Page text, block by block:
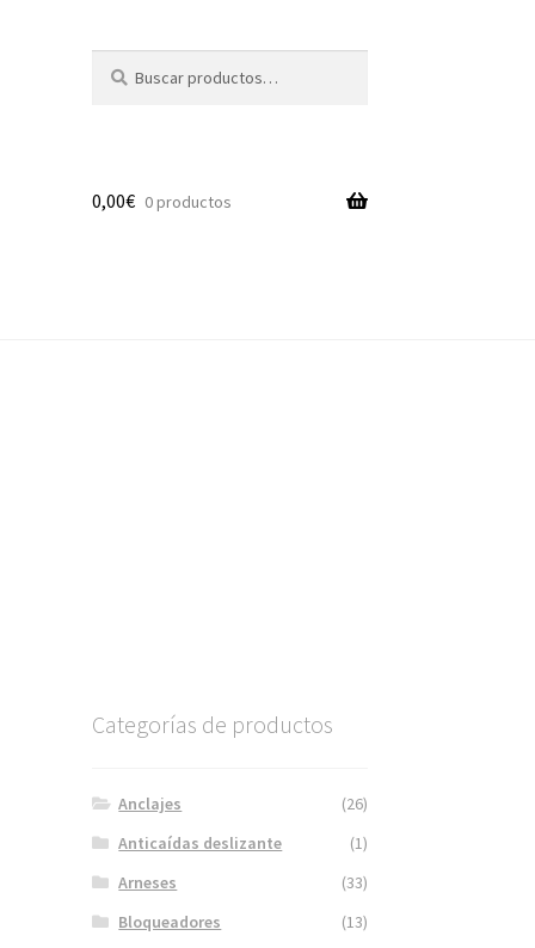
por:
0,00€ 0 productos
Categorías de productos
Anclajes
(26)
Anticaídas deslizante
(1)
Arneses
(33)
Bloqueadores
(13)